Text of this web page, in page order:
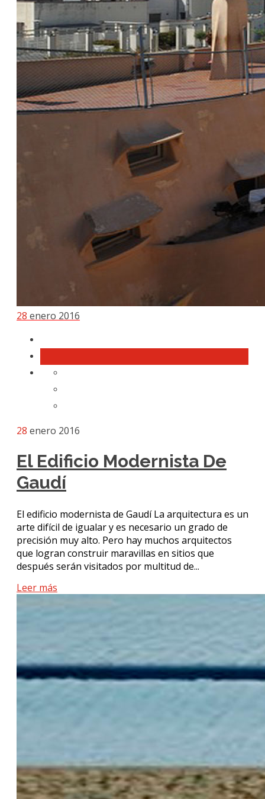
28 enero 2016
28 enero 2016
El Edificio Modernista De
Gaudí
El edificio modernista de Gaudí La arquitectura es un
arte difícil de igualar y es necesario un grado de
precisión muy alto. Pero hay muchos arquitectos
que logran construir maravillas en sitios que
después serán visitados por multitud de...
Leer más